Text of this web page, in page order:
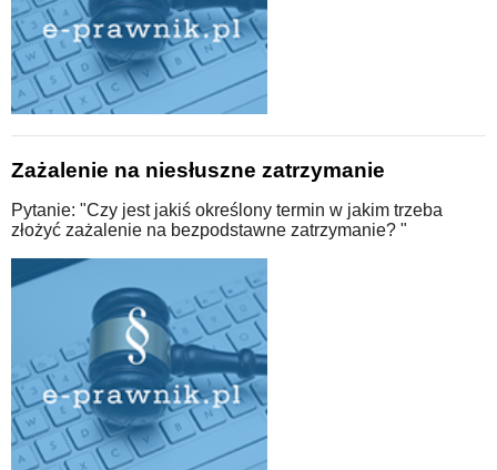
Zażalenie na niesłuszne zatrzymanie
Pytanie: "Czy jest jakiś określony termin w jakim trzeba
złożyć zażalenie na bezpodstawne zatrzymanie? "